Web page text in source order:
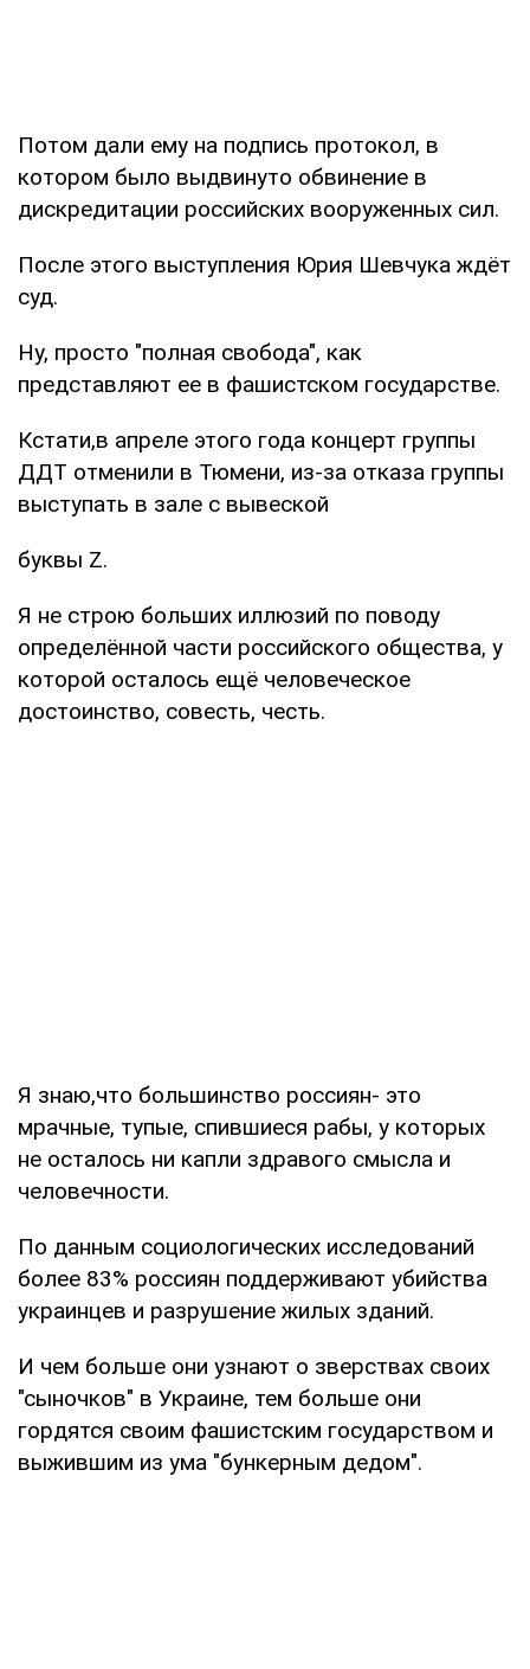
Потом дали ему на подпись протокол, в
котором было выдвинуто обвинение в
дискредитации российских вооруженных сил.
После этого выступления Юрия Шевчука ждёт
суд.
Ну, просто "полная свобода", как
представляют ее в фашистском государстве.
Кстати,в апреле этого года концерт группы
ДДТ отменили в Тюмени, из-за отказа группы
выступать в зале с вывеской
буквы Z.
Я не строю больших иллюзий по поводу
определённой части российского общества, у
которой осталось ещё человеческое
достоинство, совесть, честь.
Я знаю,что большинство россиян- это
мрачные, тупые, спившиеся рабы, у которых
не осталось ни капли здравого смысла и
человечности.
По данным социологических исследований
более 83% россиян поддерживают убийства
украинцев и разрушение жилых зданий.
И чем больше они узнают о зверствах своих
"сыночков" в Украине, тем больше они
гордятся своим фашистским государством и
выжившим из ума "бункерным дедом".